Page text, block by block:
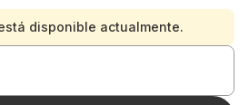
disponible actualmente.